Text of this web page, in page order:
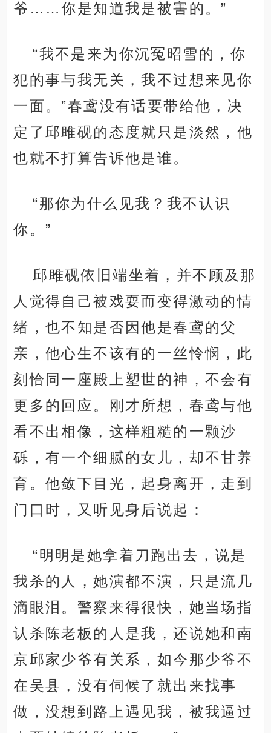
爷……你是知道我是被害的。”
“我不是来为你沉冤昭雪的，你
犯的事与我无关，我不过想来见你
一面。”春鸢没有话要带给他，决
定了邱雎砚的态度就只是淡然，他
也就不打算告诉他是谁。
“那你为什么见我？我不认识
你。”
邱雎砚依旧端坐着，并不顾及那
人觉得自己被戏耍而变得激动的情
绪，也不知是否因他是春鸢的父
亲，他心生不该有的一丝怜悯，此
刻恰同一座殿上塑世的神，不会有
更多的回应。刚才所想，春鸢与他
看不出相像，这样粗糙的一颗沙
砾，有一个细腻的女儿，却不甘养
育。他敛下目光，起身离开，走到
门口时，又听见身后说起：
“明明是她拿着刀跑出去，说是
我杀的人，她演都不演，只是流几
滴眼泪。警察来得很快，她当场指
认杀陈老板的人是我，还说她和南
京邱家少爷有关系，如今那少爷不
在吴县，没有伺候了就出来找事
做，没想到路上遇见我，被我逼过